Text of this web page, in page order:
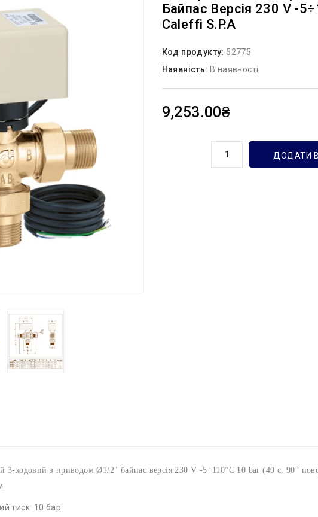
Байпас Версія 230 V -
Caleffi S.p.a
Код продукту: 52775
Наявність: В наявності
9,253.00₴
ДОДАТИ
ходовий з приводом Ø1/2″ байпас версія 230 V -5÷110°C 10 bar (40 c, 90°
тиск: 10 бар.